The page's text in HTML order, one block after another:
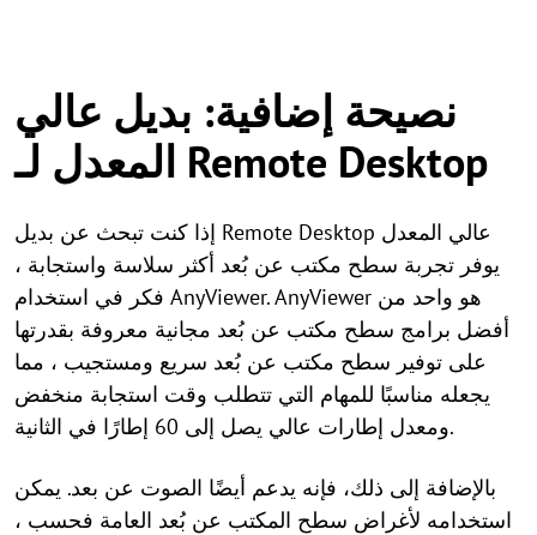
نصيحة إضافية: بديل عالي
المعدل لـ Remote Desktop
إذا كنت تبحث عن بديل Remote Desktop عالي المعدل
يوفر تجربة سطح مكتب عن بُعد أكثر سلاسة واستجابة ،
فكر في استخدام AnyViewer. AnyViewer هو واحد من
أفضل برامج سطح مكتب عن بُعد مجانية معروفة بقدرتها
على توفير سطح مكتب عن بُعد سريع ومستجيب ، مما
يجعله مناسبًا للمهام التي تتطلب وقت استجابة منخفض
ومعدل إطارات عالي يصل إلى 60 إطارًا في الثانية.
بالإضافة إلى ذلك، فإنه يدعم أيضًا الصوت عن بعد. يمكن
استخدامه لأغراض سطح المكتب عن بُعد العامة فحسب ،